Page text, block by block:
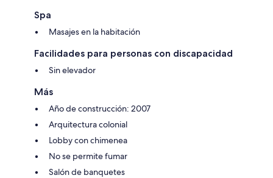
Spa
Masajes en la habitación
Facilidades para personas con discapacidad
Sin elevador
Más
Año de construcción: 2007
Arquitectura colonial
Lobby con chimenea
No se permite fumar
Salón de banquetes